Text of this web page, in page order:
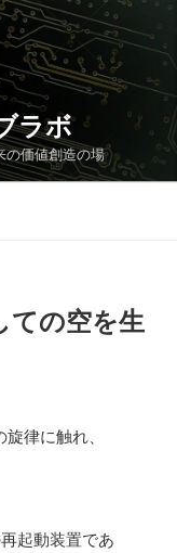
ラボ
の価値創造の場
ての空を生
律に触れ、
起動装置であ